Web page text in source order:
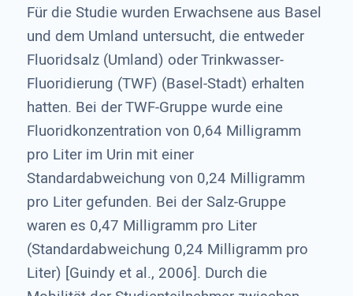
Für die Studie wurden Erwachsene aus Basel
und dem Umland untersucht, die entweder
Fluoridsalz (Umland) oder Trinkwasser-
Fluoridierung (TWF) (Basel-Stadt) erhalten
hatten. Bei der TWF-Gruppe wurde eine
Fluoridkonzentration von 0,64 Milligramm
pro Liter im Urin mit einer
Standardabweichung von 0,24 Milligramm
pro Liter gefunden. Bei der Salz-Gruppe
waren es 0,47 Milligramm pro Liter
(Standardabweichung 0,24 Milligramm pro
Liter) [Guindy et al., 2006]. Durch die